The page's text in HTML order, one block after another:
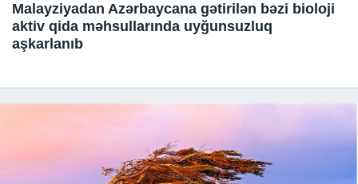
Malayziyadan Azərbaycana gətirilən bəzi bioloji
aktiv qida məhsullarında uyğunsuzluq
aşkarlanıb